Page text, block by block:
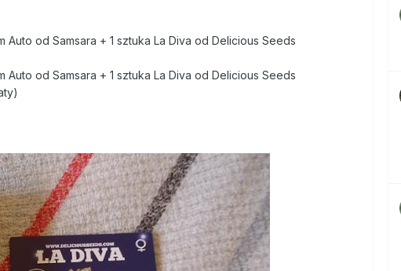
Auto od Samsara + 1 sztuka La Diva od Delicious Seeds
Auto od Samsara + 1 sztuka La Diva od Delicious Seeds